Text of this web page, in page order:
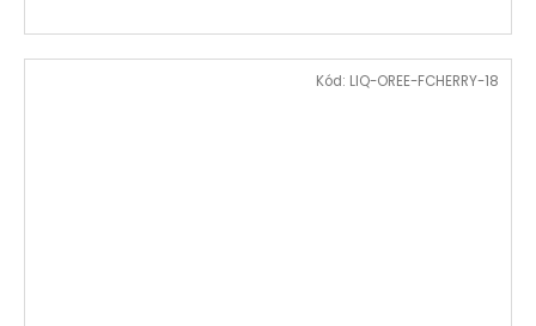
Kód: LIQ-OREE-FCHERRY-18